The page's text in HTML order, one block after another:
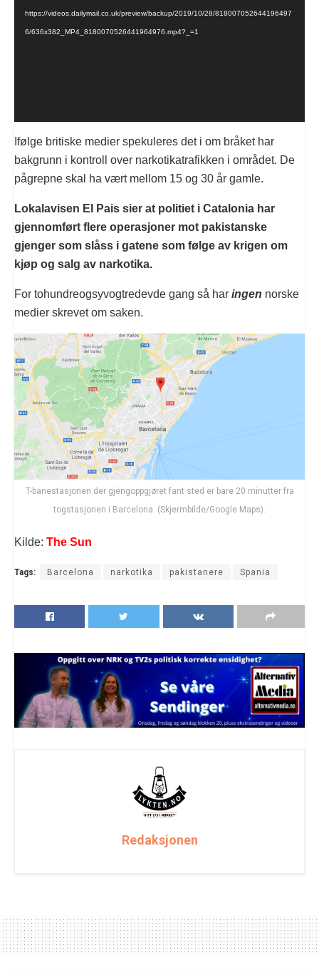
https://videos.dailymail.co.uk/preview/backup/2019/10/28/818007052644196497
6/636x382_MP4_8180070526441964976.mp4?_=1
Ifølge britiske medier spekuleres det i om bråket har
bakgrunn i kontroll over narkotikatrafikken i området. De
pågrepne skal ha vært mellom 15 og 30 år gamle.
Lokalavisen El Pais sier at politiet i Catalonia har
gjennomført flere operasjoner mot pakistanske
gjenger som slåss i gatene som følge av krigen om
kjøp og salg av narkotika.
For tohundreogsyvogtredevde gang så har ingen norske
medier skrevet om saken.
T-banestasjonen der gjengoppgjøret fant sted er bare 20 minutter fra
togstasjonen i Barcelona. (Skjermbilde/Google Maps).
Kilde: The Sun
Tags: Barcelona narkotika pakistanere Spania
Redaksjonen